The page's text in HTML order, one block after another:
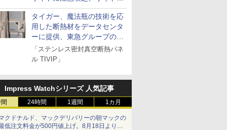
とドメイン名を公表
タイガー、魔法瓶の技術を応
用した断熱材をデータセンタ
ーに提供、東急グループの実
証実験で
「ステンレス密封真空断熱パネ
ル TIVIP」
Impress Watchシリーズ 人気記事
24時間 1週間 1カ月
クドナルド、マックデリバリーの朝マックの
低注文料金が500円値上げ。8月18日より